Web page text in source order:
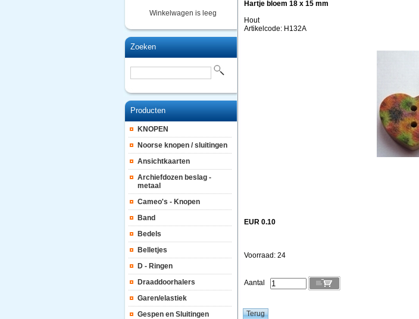
Winkelwagen is leeg
Zoeken
Producten
KNOPEN
Noorse knopen / sluitingen
Ansichtkaarten
Archiefdozen beslag -
metaal
Cameo's - Knopen
Band
Bedels
Belletjes
D - Ringen
Draaddoorhalers
Garen/elastiek
Gespen en Sluitingen
Hartje bloem 18 x 15 mm
Hout
Artikelcode: H132A
EUR 0.10
Voorraad: 24
Aantal